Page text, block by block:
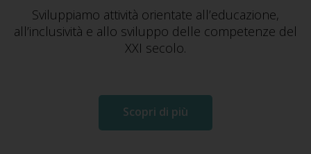
Sviluppiamo attività orientate all’educazione,
all’inclusività e allo sviluppo delle competenze del
XXI secolo.
Scopri di più